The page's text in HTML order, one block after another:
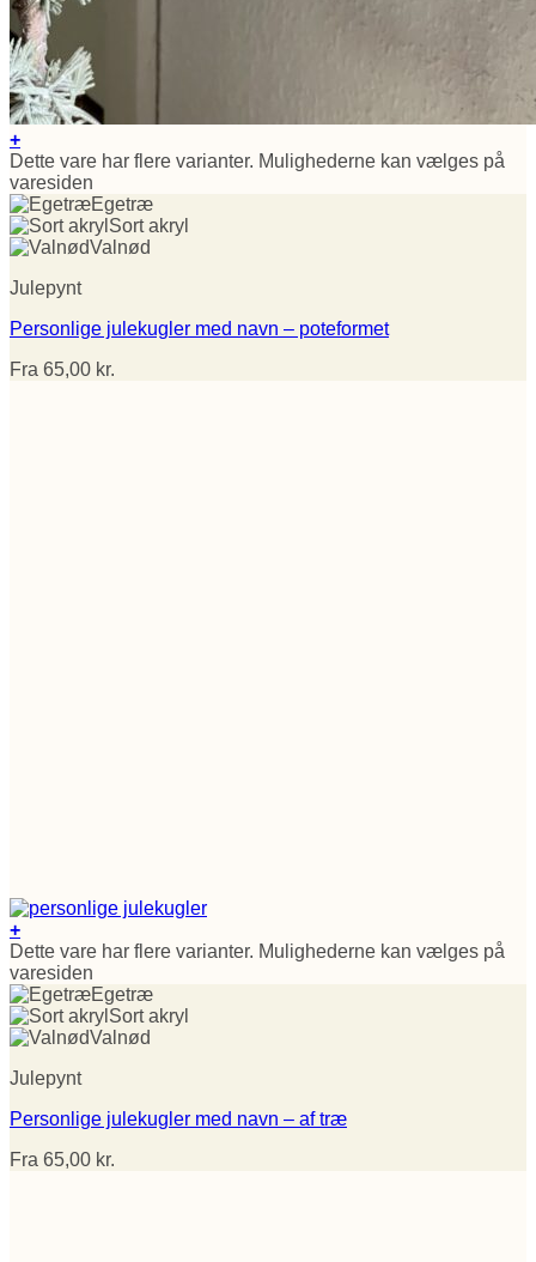
+
Dette vare har flere varianter. Mulighederne kan vælges på
varesiden
Egetræ
Sort akryl
Valnød
Julepynt
Personlige julekugler med navn – poteformet
Fra 65,00 kr.
+
Dette vare har flere varianter. Mulighederne kan vælges på
varesiden
Egetræ
Sort akryl
Valnød
Julepynt
Personlige julekugler med navn – af træ
Fra 65,00 kr.